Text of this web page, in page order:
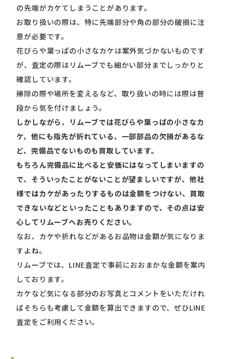
の先端がカケてしまうことがあります。
お取り扱いの際は、特に先端部分や角の部分の破損に注
意が必要です。
花びらや葉っぱの小さなカケは案外気づかないものです
が、査定の際はリムーブでも細かい部分までしっかりと
確認しています。
掃除の際や場所を変えるなど、取り扱いの時には際は普
段から気を付けましょう。
しかしながら、リムーブでは花びらや葉っぱの小さなカ
ケ、他にも指先が折れている、一部部品の欠損があるな
ど、完備品でないものも買取しています。
もちろん完備品に比べると安価にはなってしまいますの
で、そういったことがないことが望ましいですが、他社
様ではカケがあったりするものは金額をつけない、買取
できないなどといったこともありますので、その点は安
心してリムーブへお売りください。
なお、カケや折れなどがあるお品物は金額が気になりま
すよね。
リムーブでは、LINE査定で事前におおまかな金額を案内
しております。
カケなど気になる部分のお写真とコメントをいただけれ
ばそちらも考慮して金額を算出できますので、ぜひLINE
査定をご利用ください。